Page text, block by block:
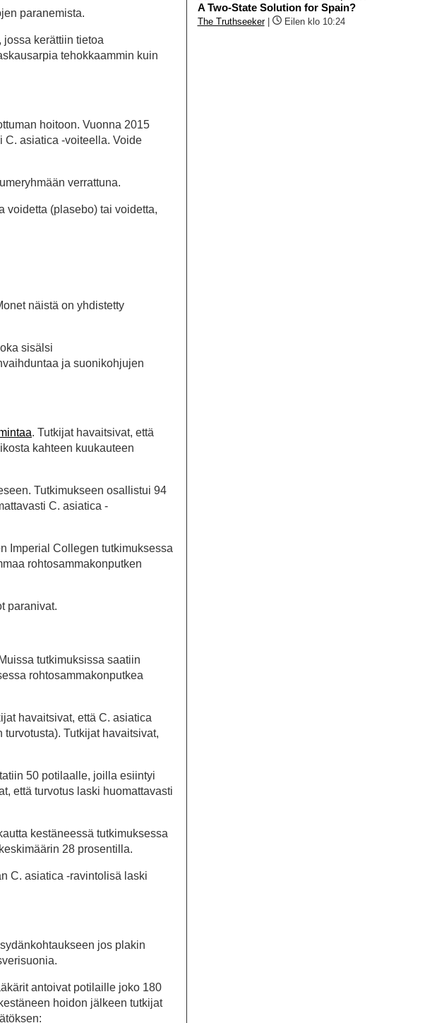
paranemista.
kerättiin tietoa
tehokkaammin kuin
hoitoon. Vuonna 2015
C. asiatica -voiteella. Voide
verrattuna.
voidetta (plasebo) tai voidetta,
näistä on yhdistetty
sisälsi
ja suonikohjujen
. Tutkijat havaitsivat, että
kahteen kuukauteen
Tutkimukseen osallistui 94
C. asiatica -
Imperial Collegen tutkimuksessa
rohtosammakonputken
paranivat.
tutkimuksissa saatiin
rohtosammakonputkea
havaitsivat, että C. asiatica
Tutkijat havaitsivat,
50 potilaalle, joilla esiintyi
että turvotus laski huomattavasti
kestäneessä tutkimuksessa
28 prosentilla.
C. asiatica -ravintolisä laski
jos plakin
antoivat potilaille joko 180
hoidon jälkeen tutkijat
A Two-State Solution for Spain?
The Truthseeker| Eilen klo 10:24